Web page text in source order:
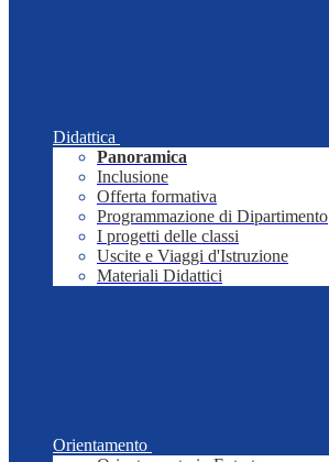
Didattica
Panoramica
Inclusione
Offerta formativa
Programmazione di Dipartimento
I progetti delle classi
Uscite e Viaggi d'Istruzione
Materiali Didattici
Orientamento